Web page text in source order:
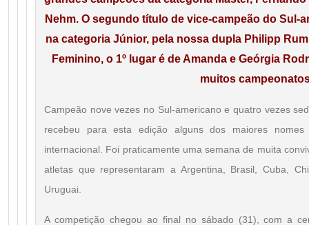
Nehm. O segundo título de vice-campeão do Sul-
na categoria Júnior, pela nossa dupla Philipp
Feminino, o 1º lugar é de Amanda e Geórgia
muitos
Campeão nove vezes no Sul-americano e quatro vezes
recebeu para esta edição alguns dos maiores
internacional. Foi praticamente uma semana de muita
atletas que representaram a Argentina, Brasil, Cuba,
Uruguai.
A competição chegou ao final no sábado (31), com a